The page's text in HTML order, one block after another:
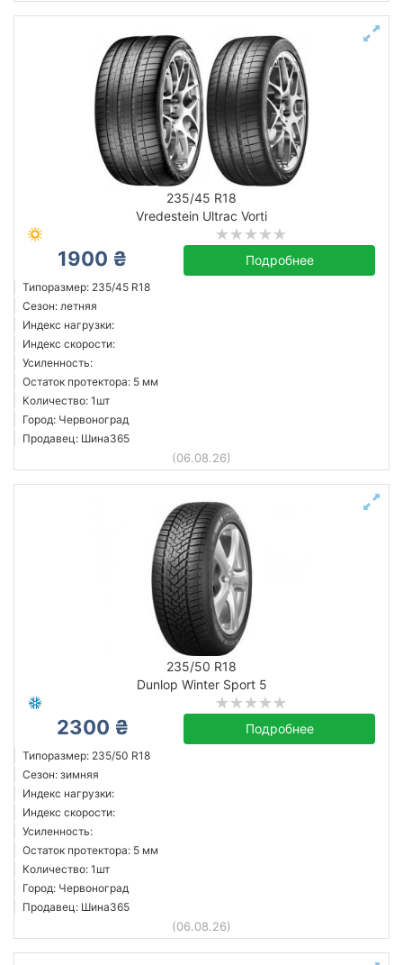
235/45 R18
Vredestein Ultrac Vorti
1900 ₴ Подробнее
Типоразмер: 235/45 R18
Сезон: летняя
Индекс нагрузки:
Индекс скорости:
Усиленность:
Остаток протектора: 5 мм
Количество: 1шт
Город: Червоноград
Продавец: Шина365
(06.08.26)
235/50 R18
Dunlop Winter Sport 5
2300 ₴ Подробнее
Типоразмер: 235/50 R18
Сезон: зимняя
Индекс нагрузки:
Индекс скорости:
Усиленность:
Остаток протектора: 5 мм
Количество: 1шт
Город: Червоноград
Продавец: Шина365
(06.08.26)